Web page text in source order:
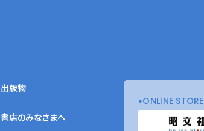
出版物
書店のみなさまへ
ONLINE STORE